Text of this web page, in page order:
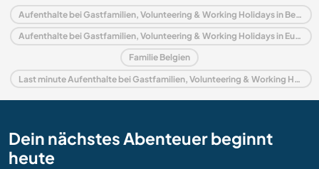
Aufenthalte bei Gastfamilien, Volunteering & Working Holidays in Belgien
Aufenthalte bei Gastfamilien, Volunteering & Working Holidays in Europa
Familie Belgien
Last minute Aufenthalte bei Gastfamilien, Volunteering & Working Holidays in Belgien
Dein nächstes Abenteuer beginnt
heute